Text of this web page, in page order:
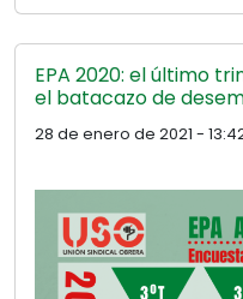
EPA 2020: el último
el batacazo de
28 de enero de 2021 -